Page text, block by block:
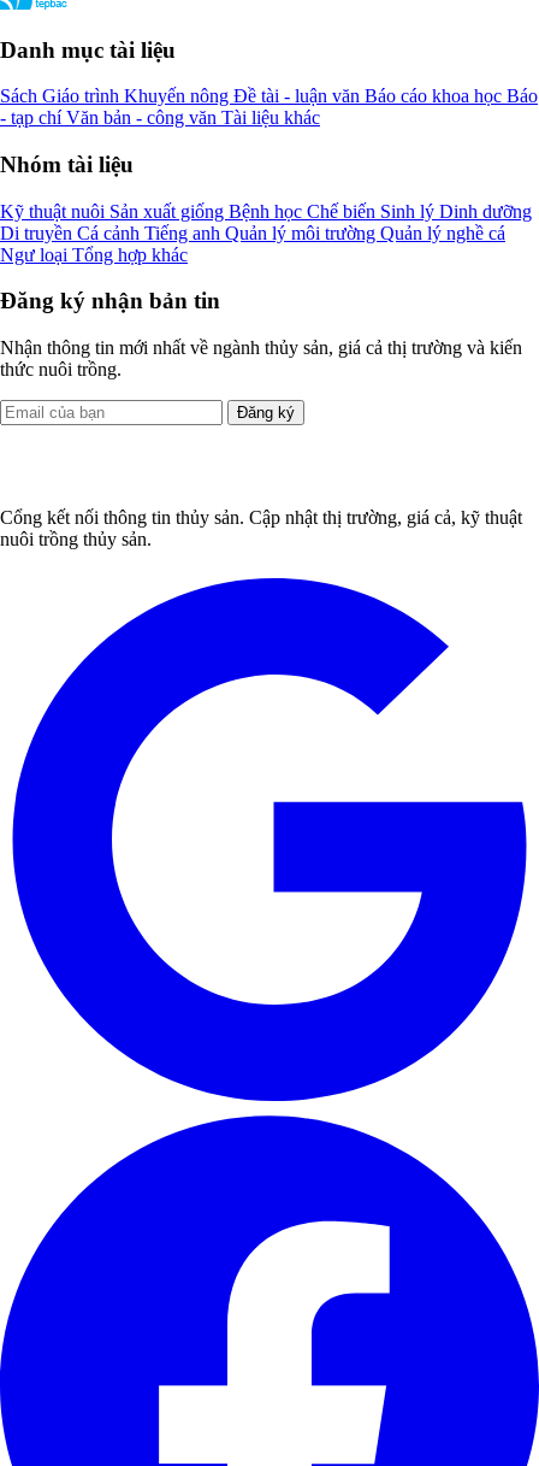
Danh mục tài liệu
Sách Giáo trình Khuyến nông Đề tài - luận văn Báo cáo khoa học Báo
- tạp chíVăn bản - công văn Tài liệu khác
Nhóm tài liệu
Kỹ thuật nuôi Sản xuất giống Bệnh học Chế biến Sinh lý Dinh dưỡng
Di truyền Cá cảnh Tiếng anh Quản lý môi trường Quản lý nghề cá
Ngư loại Tổng hợp khác
Đăng ký nhận bản tin
Nhận thông tin mới nhất về ngành thủy sản, giá cả thị trường và kiến
thức nuôi trồng.
Đăng ký
Cổng kết nối thông tin thủy sản. Cập nhật thị trường, giá cả, kỹ thuật
nuôi trồng thủy sản.